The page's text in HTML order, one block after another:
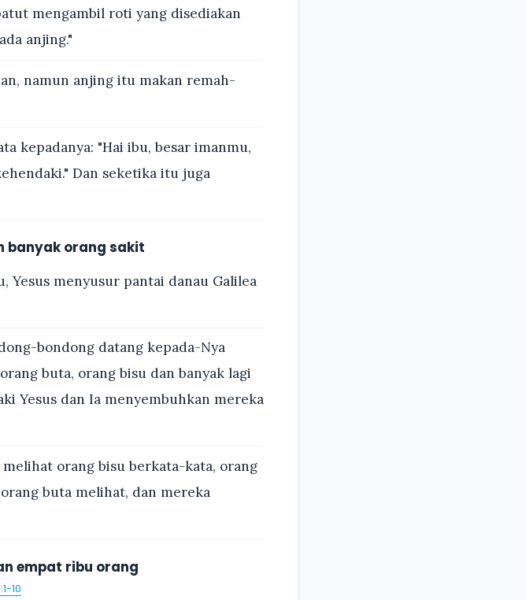
mengambil roti yang disediakan
anjing."
namun anjing itu makan remah-
kepadanya: "Hai ibu, besar imanmu,
Dan seketika itu juga
banyak orang sakit
Yesus menyusur pantai danau Galilea
bondong datang kepada-Nya
buta, orang bisu dan banyak lagi
Yesus dan Ia menyembuhkan mereka
orang bisu berkata-kata, orang
buta melihat, dan mereka
empat ribu orang
10